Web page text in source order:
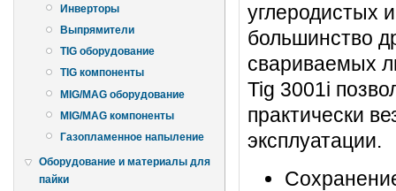
Инверторы
Выпрямители
TIG оборудование
TIG компоненты
MIG/MAG оборудование
MIG/MAG компоненты
Газопламенное напыление
Оборудование и материалы для
пайки
углеродистых
большинство
свариваемых
Tig 3001i
практически
эксплуатации.